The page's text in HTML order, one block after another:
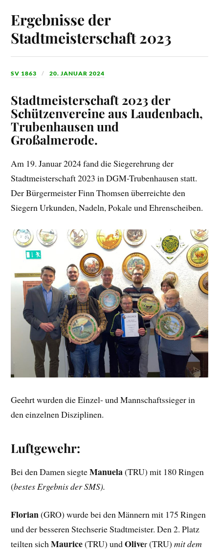
Ergebnisse der
Stadtmeisterschaft 2023
SV 1863 20. JANUAR 2024
Stadtmeisterschaft 2023 der
Schützenvereine aus Laudenbach,
Trubenhausen und
Großalmerode.
Am 19. Januar 2024 fand die Siegerehrung der
Stadtmeisterschaft 2023 in DGM-Trubenhausen statt.
Der Bürgermeister Finn Thomsen überreichte den
Siegern Urkunden, Nadeln, Pokale und Ehrenscheiben.
Geehrt wurden die Einzel- und Mannschaftssieger in
den einzelnen Disziplinen.
Luftgewehr:
Bei den Damen siegteManuela(TRU) mit 180 Ringen
(bestes Ergebnis der SMS).
Florian(GRO) wurde bei den Männern mit 175 Ringen
und der besseren Stechserie Stadtmeister. Den 2. Platz
teilten sichMaurice(TRU) undOliver (TRU)mit dem